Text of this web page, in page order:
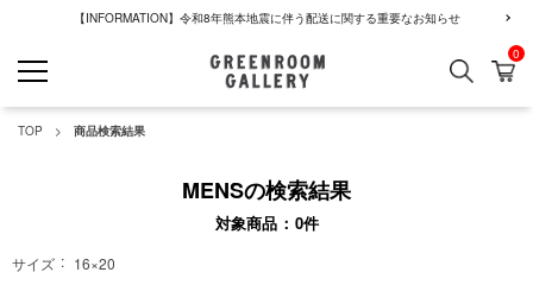
【INFORMATION】令和8年熊本地震に伴う配送に関する重要なお知らせ
検索 カ
0
TOP 商品検索結果
MENSの検索結果
対象商品 0件
サイズ 16×20